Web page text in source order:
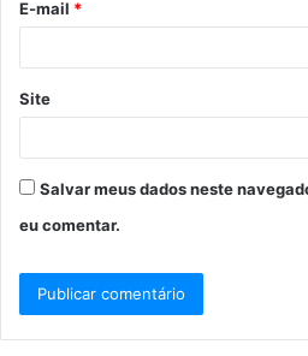
E-mail *
Site
Salvar meus dados neste
eu comentar.